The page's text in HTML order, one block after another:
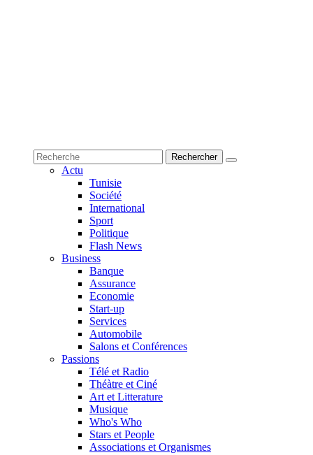
Actu
Tunisie
Société
International
Sport
Politique
Flash News
Business
Banque
Assurance
Economie
Start-up
Services
Automobile
Salons et Conférences
Passions
Télé et Radio
Théàtre et Ciné
Art et Litterature
Musique
Who's Who
Stars et People
Associations et Organismes